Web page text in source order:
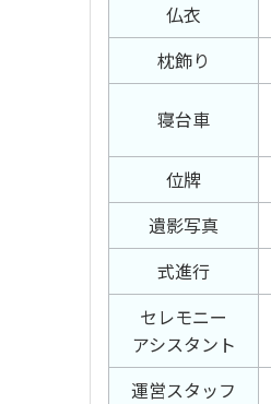
仏衣
枕飾り
寝台車
位牌
遺影写真
式進行
セレモニー
アシスタント
運営スタッフ